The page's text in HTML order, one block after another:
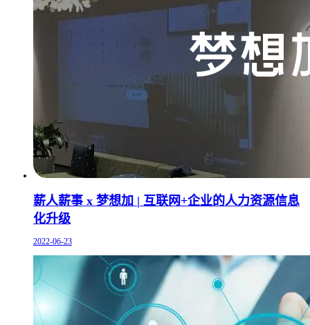
薪人薪事 x 梦想加 | 互联网+企业的人力资源信息
化升级
2022-06-23